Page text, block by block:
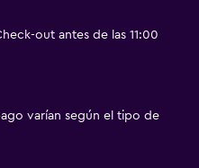
out antes de las 11:00
varían según el tipo de